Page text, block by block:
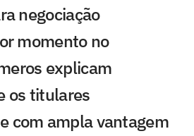
negociação
momento no
explicam
os titulares
com ampla vantagem